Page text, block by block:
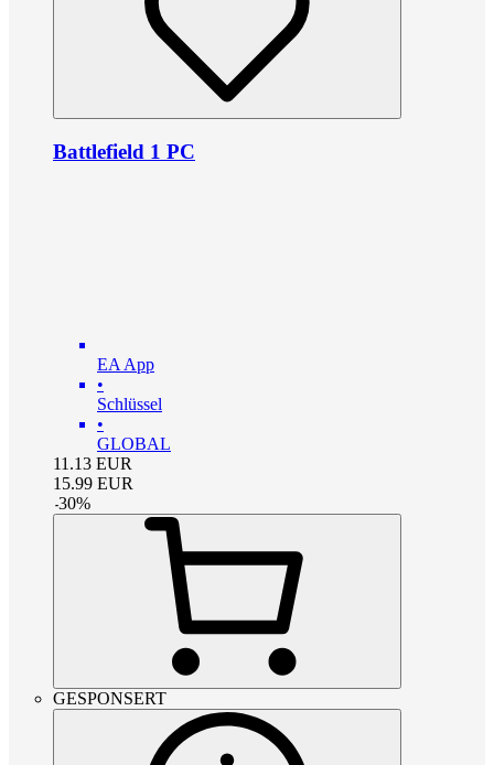
Battlefield 1 PC
EA App
•
Schlüssel
•
GLOBAL
11.13 EUR
15.99 EUR
-30%
GESPONSERT